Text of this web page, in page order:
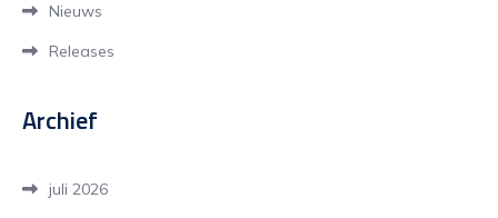
Nieuws
Releases
Archief
juli 2026